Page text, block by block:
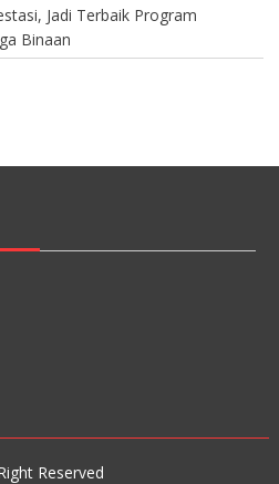
Jadi Terbaik Program
Binaan
Reserved